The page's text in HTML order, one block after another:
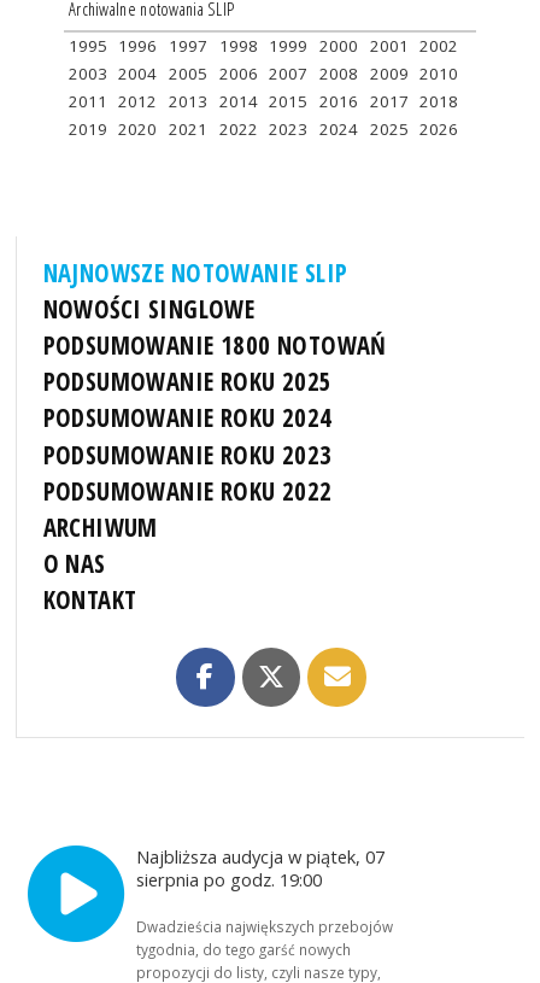
Archiwalne notowania SLIP
1995 1996 1997 1998 1999 2000 2001
2002
2003 2004 2005 2006 2007 2008 2009 2010
2011
2012 2013 2014 2015 2016 2017 2018
2019 2020 2021 2022 2023 2024 2025 2026
NAJNOWSZE NOTOWANIE SLIP
NOWOŚCI SINGLOWE
PODSUMOWANIE 1800 NOTOWAŃ
PODSUMOWANIE ROKU 2025
PODSUMOWANIE ROKU 2024
PODSUMOWANIE ROKU 2023
PODSUMOWANIE ROKU 2022
ARCHIWUM
O NAS
KONTAKT
Najbliższa audycja w piątek, 07
sierpnia po godz. 19:00
Dwadzieścia największych przebojów
tygodnia, do tego garść nowych
propozycji do listy, czyli nasze typy,